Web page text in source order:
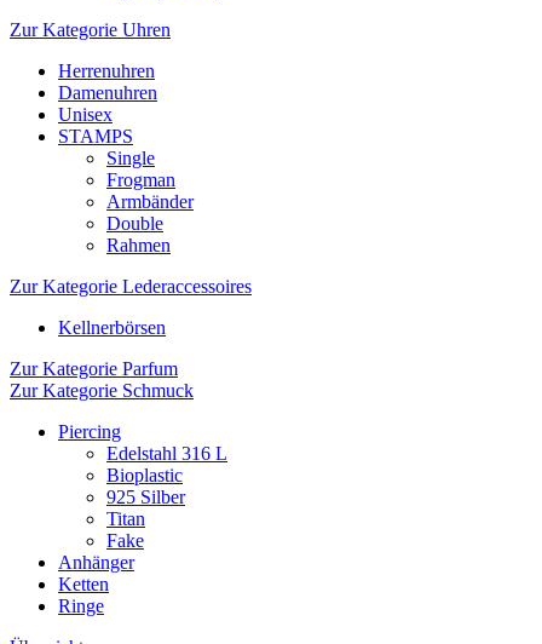
Zur Kategorie Uhren
Herrenuhren
Damenuhren
Unisex
STAMPS
Single
Frogman
Armbänder
Double
Rahmen
Zur Kategorie Lederaccessoires
Kellnerbörsen
Zur Kategorie Parfum
Zur Kategorie Schmuck
Piercing
Edelstahl 316 L
Bioplastic
925 Silber
Titan
Fake
Anhänger
Ketten
Ringe